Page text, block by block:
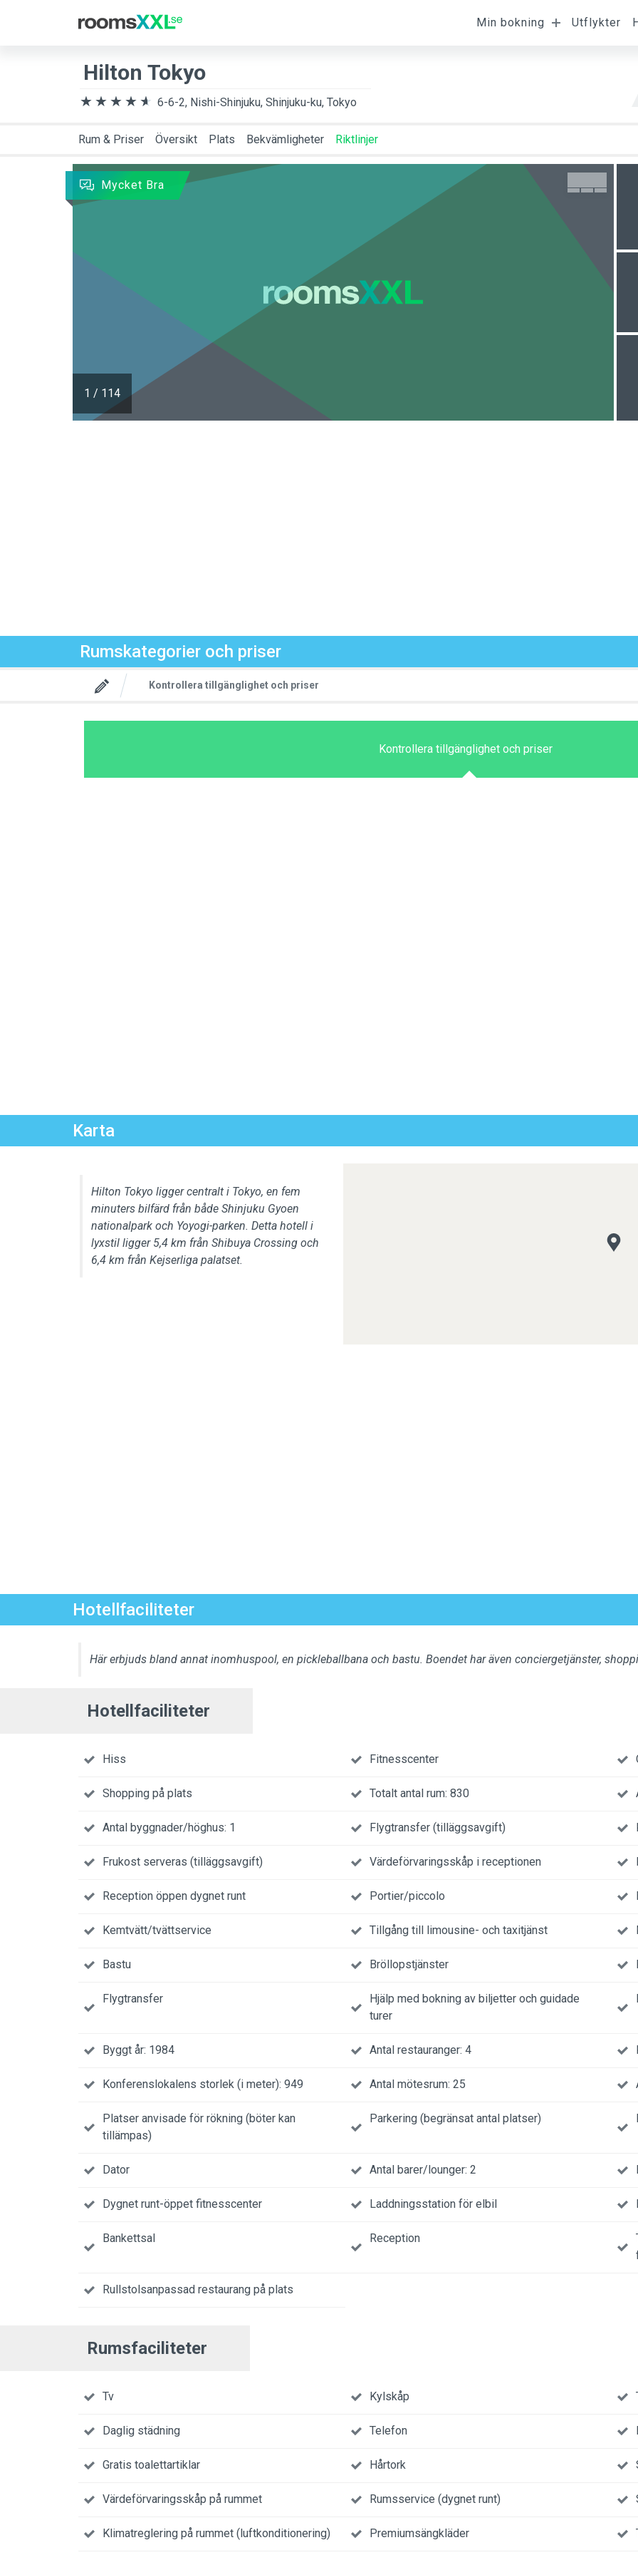
Min bokning Utflykter
Destination Beläggning
Hilton Tokyo
6-6-2, Nishi-Shinjuku, Shinjuku-ku, Tokyo
Rum & Priser Översikt Plats Bekvämligheter Riktlinjer
1 / 114
Mycket Bra
Rumskategorier och priser
Kontrollera tillgänglighet och priser
Kontrollera tillgänglighet och priser
Karta
Hilton Tokyo ligger centralt i Tokyo, en fem
minuters bilfärd från både Shinjuku Gyoen
nationalpark och Yoyogi-parken. Detta hotell i
lyxstil ligger 5,4 km från Shibuya Crossing och
6,4 km från Kejserliga palatset.
Hotellfaciliteter
Här erbjuds bland annat inomhuspool, en pickleballbana och bastu. Boendet har även conciergetjänster,
Hotellfaciliteter
Hiss Fitnesscenter
Shopping på plats Totalt antal rum: 830
Antal byggnader/höghus: 1 Flygtransfer (tilläggsavgift)
Frukost serveras (tilläggsavgift) Värdeförvaringsskåp i receptionen
Reception öppen dygnet runt Portier/piccolo
Kemtvätt/tvättservice Tillgång till limousine- och taxitjänst
Bastu Bröllopstjänster
Flygtransfer
Hjälp med bokning av biljetter och guidade
turer
Byggt år: 1984 Antal restauranger: 4
Konferenslokalens storlek (i meter): 949 Antal mötesrum: 25
Platser anvisade för rökning (böter kan
tillämpas)
Parkering (begränsat antal platser)
Dator Antal barer/lounger: 2
Dygnet runt-öppet fitnesscenter Laddningsstation för elbil
Bankettsal Reception
Rullstolsanpassad restaurang på plats
Rumsfaciliteter
Tv Kylskåp
Daglig städning Telefon
Gratis toalettartiklar Hårtork
Värdeförvaringsskåp på rummet Rumsservice (dygnet runt)
Klimatreglering på rummet (luftkonditionering) Premiumsängkläder